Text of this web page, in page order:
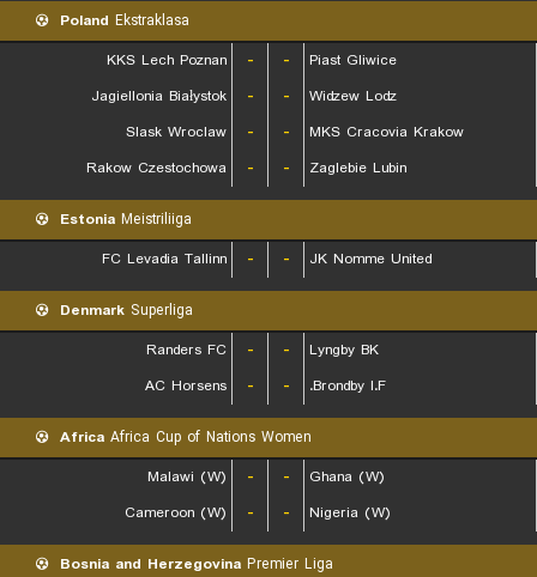
Poland Ekstraklasa
KKS Lech Poznan
- -
Piast Gliwice
Jagiellonia Białystok
- -
Widzew Lodz
Slask Wroclaw
- -
MKS Cracovia Krakow
Rakow Czestochowa
- - Zaglebie Lubin
Estonia Meistriliiga
FC Levadia Tallinn
- - JK Nomme United
Denmark Superliga
Randers FC
- -
Lyngby BK
AC Horsens
- - Brondby I.F.
Africa Africa Cup of Nations Women
Malawi (W)
- -
Ghana (W)
Cameroon (W)
- - Nigeria (W)
Bosnia and Herzegovina Premier Liga